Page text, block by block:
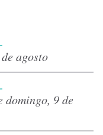
agosto
domingo, 9 de